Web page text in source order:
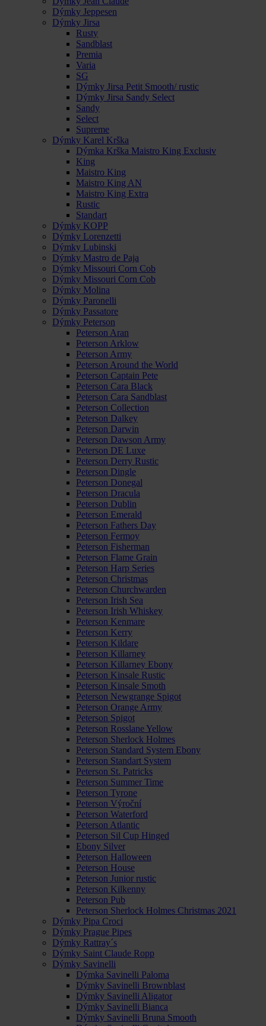
Dýmky Jeppesen
Dýmky Jirsa
Rusty
Sandblast
Premia
Varia
SG
Dýmky Jirsa Petit Smooth/ rustic
Dýmky Jirsa Sandy Select
Sandy
Select
Supreme
Dýmky Karel Krška
Dýmka Krška Maistro King Exclusiv
King
Maistro King
Maistro King AN
Maistro King Extra
Rustic
Standart
Dýmky KOPP
Dýmky Lorenzetti
Dýmky Lubinski
Dýmky Mastro de Paja
Dýmky Missouri Corn Cob
Dýmky Missouri Corn Cob
Dýmky Molina
Dýmky Paronelli
Dýmky Passatore
Dýmky Peterson
Peterson Aran
Peterson Arklow
Peterson Army
Peterson Around the World
Peterson Captain Pete
Peterson Cara Black
Peterson Cara Sandblast
Peterson Collection
Peterson Dalkey
Peterson Darwin
Peterson Dawson Army
Peterson DE Luxe
Peterson Derry Rustic
Peterson Dingle
Peterson Donegal
Peterson Dracula
Peterson Dublin
Peterson Emerald
Peterson Fathers Day
Peterson Fermoy
Peterson Fisherman
Peterson Flame Grain
Peterson Harp Series
Peterson Christmas
Peterson Churchwarden
Peterson Irish Sea
Peterson Irish Whiskey
Peterson Kenmare
Peterson Kerry
Peterson Kildare
Peterson Killarney
Peterson Killarney Ebony
Peterson Kinsale Rustic
Peterson Kinsale Smoth
Peterson Newgrange Spigot
Peterson Orange Army
Peterson Spigot
Peterson Rosslane Yellow
Peterson Sherlock Holmes
Peterson Standard System Ebony
Peterson Standart System
Peterson St. Patricks
Peterson Summer Time
Peterson Tyrone
Peterson Výroční
Peterson Waterford
Peterson Atlantic
Peterson Sil Cup Hinged
Ebony Silver
Peterson Halloween
Peterson House
Peterson Junior rustic
Peterson Kilkenny
Peterson Pub
Peterson Sherlock Holmes Christmas 2021
Dýmky Pipa Croci
Dýmky Prague Pipes
Dýmky Rattray´s
Dýmky Saint Claude Ropp
Dýmky Savinelli
Dýmka Savinelli Paloma
Dýmky Savinelli Brownblast
Dýmky Savinelli Aligator
Dýmky Savinelli Bianca
Dýmky Savinelli Bruna Smooth